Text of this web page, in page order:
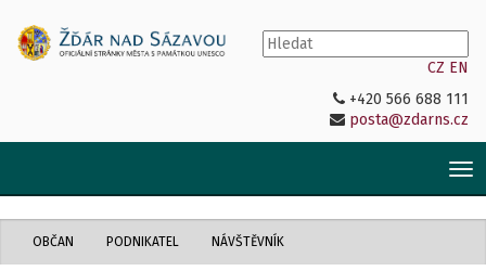
CZ EN
+420 566 688 111
posta@zdarns.cz
OBČAN PODNIKATEL NÁVŠTĚVNÍK